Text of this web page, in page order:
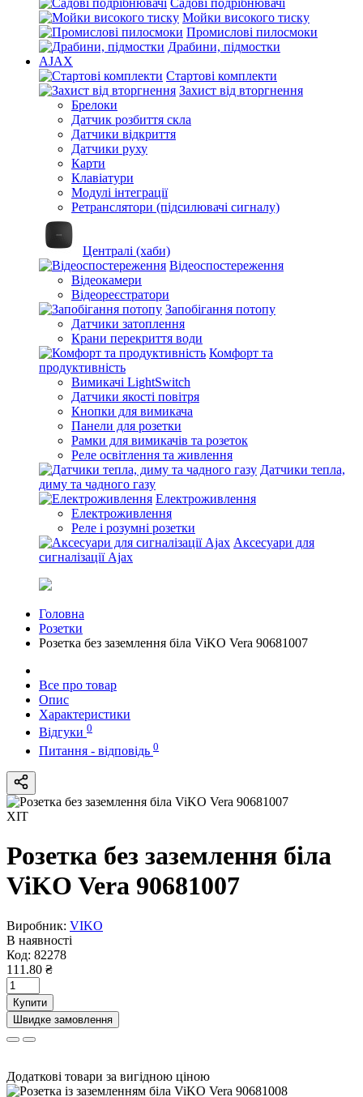
Садові подрібнювачі
Мойки високого тиску
Промислові пилосмоки
Драбини, підмостки
AJAX
Стартові комплекти
Захист від вторгнення
Брелоки
Датчик розбиття скла
Датчики відкриття
Датчики руху
Карти
Клавіатури
Модулі інтеграції
Ретранслятори (підсилювачі сигналу)
Централі (хаби)
Відеоспостереження
Відеокамери
Відеореєстратори
Запобігання потопу
Датчики затоплення
Крани перекриття води
Комфорт та
продуктивність
Вимикачі LightSwitch
Датчики якості повітря
Кнопки для вимикача
Панели для розетки
Рамки для вимикачів та розеток
Реле освітлення та живлення
Датчики тепла,
диму та чадного газу
Електроживлення
Електроживлення
Реле і розумні розетки
Аксесуари для
сигналізації Ajax
Головна
Розетки
Розетка без заземлення біла ViKO Vera 90681007
Все про товар
Опис
Характеристики
Відгуки 0
Питання - відповідь 0
ХІТ
Розетка без заземлення біла
ViKO Vera 90681007
Виробник: VIKO
В наявності
Код: 82278
111.80 ₴
Купити
Швидке замовлення
Додаткові товари за вигідною ціною